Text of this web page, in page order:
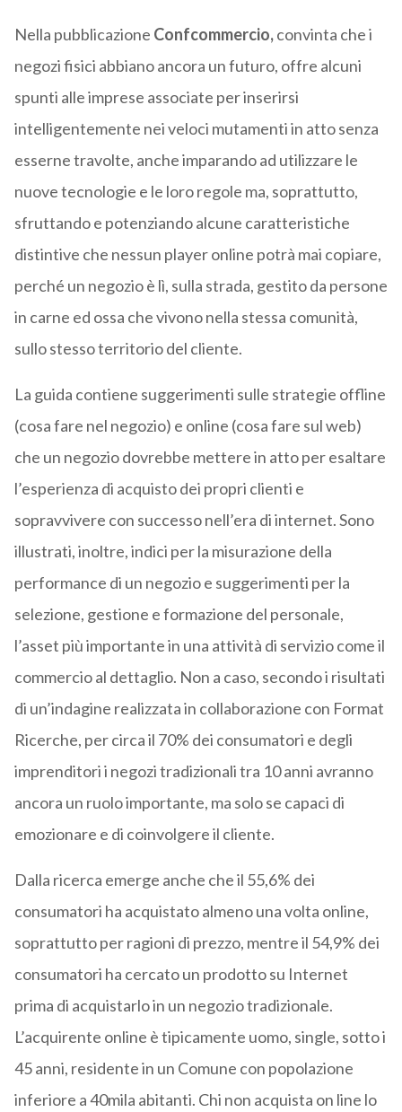
Nella pubblicazione Confcommercio,convinta che i
negozi fisici abbiano ancora un futuro, offre alcuni
spunti alle imprese associate per inserirsi
intelligentemente nei veloci mutamenti in atto senza
esserne travolte, anche imparando ad utilizzare le
nuove tecnologie e le loro regole ma, soprattutto,
sfruttando e potenziando alcune caratteristiche
distintive che nessun player online potrà mai copiare,
perché un negozio è lì, sulla strada, gestito da persone
in carne ed ossa che vivono nella stessa comunità,
sullo stesso territorio del cliente.
La guida contiene suggerimenti sulle strategie offline
(cosa fare nel negozio) e online (cosa fare sul web)
che un negozio dovrebbe mettere in atto per esaltare
l’esperienza di acquisto dei propri clienti e
sopravvivere con successo nell’era di internet. Sono
illustrati, inoltre, indici per la misurazione della
performance di un negozio e suggerimenti per la
selezione, gestione e formazione del personale,
l’asset più importante in una attività di servizio come il
commercio al dettaglio. Non a caso, secondo i risultati
di un’indagine realizzata in collaborazione con Format
Ricerche, per circa il 70% dei consumatori e degli
imprenditori i negozi tradizionali tra 10 anni avranno
ancora un ruolo importante, ma solo se capaci di
emozionare e di coinvolgere il cliente.
Dalla ricerca emerge anche che il 55,6% dei
consumatori ha acquistato almeno una volta online,
soprattutto per ragioni di prezzo, mentre il 54,9% dei
consumatori ha cercato un prodotto su Internet
prima di acquistarlo in un negozio tradizionale.
L’acquirente online è tipicamente uomo, single, sotto i
45 anni, residente in un Comune con popolazione
inferiore a 40mila abitanti. Chi non acquista on line lo